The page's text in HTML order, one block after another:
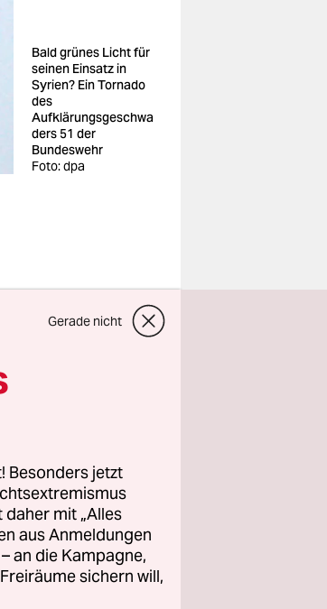
Bald grünes Licht für
seinen Einsatz in
Syrien? Ein Tornado
des
Aufklärungsgeschwa
ders 51 der
Bundeswehr
Foto: dpa
Gerade nicht
Besonders jetzt
mit „Alles
aus Anmeldungen
an die Kampagne,
sichern will,